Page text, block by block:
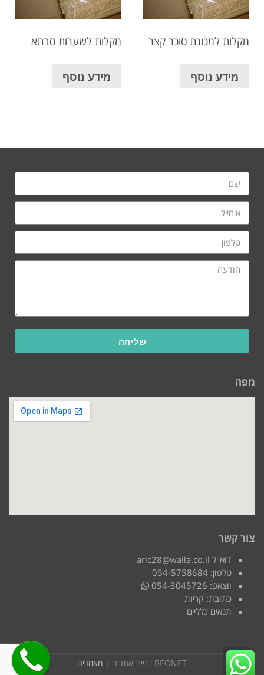
מקלות למכונת סוכר קצר
מידע נוסף
מקלות לשערות סבתא
מידע נוסף
שליחה
מפה
צור קשר
דוא"ל aric28@walla.co.il
טלפון: 054-5758684
ווצאפ: 054-3045726
כתובת: קריות
תנאים כלליים
BEONET בניית אתרים |
מאמרים
גלילה